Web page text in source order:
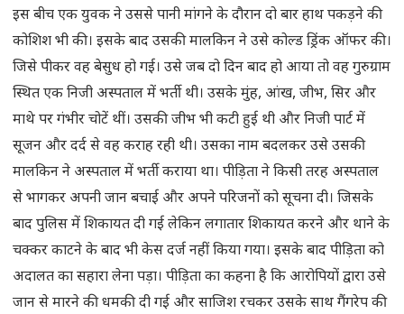
इस बीच एक युवक ने उससे पानी मांगने के दौरान दो बार हाथ पकड़ने की
कोशिश भी की। इसके बाद उसकी मालकिन ने उसे कोल्ड ड्रिंक ऑफर की।
जिसे पीकर वह बेसुध हो गई। उसे जब दो दिन बाद हो आया तो वह गुरुग्राम
स्थित एक निजी अस्पताल में भर्ती थी। उसके मुंह, आंख, जीभ, सिर और
माथे पर गंभीर चोटें थीं। उसकी जीभ भी कटी हुई थी और निजी पार्ट में
सूजन और दर्द से वह कराह रही थी। उसका नाम बदलकर उसे उसकी
मालकिन ने अस्पताल में भर्ती कराया था। पीड़िता ने किसी तरह अस्पताल
से भागकर अपनी जान बचाई और अपने परिजनों को सूचना दी। जिसके
बाद पुलिस में शिकायत दी गई लेकिन लगातार शिकायत करने और थाने के
चक्कर काटने के बाद भी केस दर्ज नहीं किया गया। इसके बाद पीड़िता को
अदालत का सहारा लेना पड़ा। पीड़िता का कहना है कि आरोपियों द्वारा उसे
जान से मारने की धमकी दी गई और साजिश रचकर उसके साथ गैंगरेप की